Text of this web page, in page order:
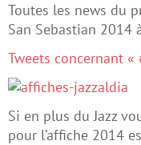
Toutes les news du
San Sebastian 2014
Tweets concernant «
Si en plus du Jazz
pour l’affiche 2014